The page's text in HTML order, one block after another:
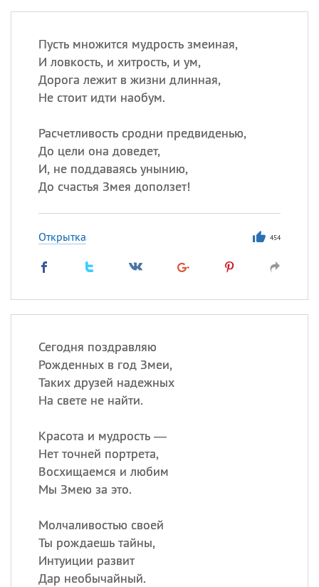
Пусть множится мудрость змеиная,
И ловкость, и хитрость, и ум,
Дорога лежит в жизни длинная,
Не стоит идти наобум.
Расчетливость сродни предвиденью,
До цели она доведет,
И, не поддаваясь унынию,
До счастья Змея доползет!
Открытка 454
Сегодня поздравляю
Рожденных в год Змеи,
Таких друзей надежных
На свете не найти.
Красота и мудрость —
Нет точней портрета,
Восхищаемся и любим
Мы Змею за это.
Молчаливостью своей
Ты рождаешь тайны,
Интуиции развит
Дар необычайный.